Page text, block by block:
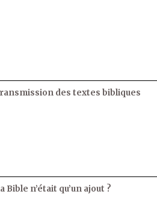
des textes bibliques
Bible n’était qu’un ajout ?